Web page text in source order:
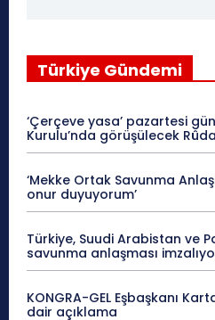
Türkiye Gündemi
‘Çerçeve yasa’ pazartesi
Kurulu’nda görüşülecek
‘Mekke Ortak Savunma
onur duyuyorum’
Türkiye, Suudi Arabistan ve
savunma anlaşması
KONGRA-GEL Eşbaşkanı
dair açıklama